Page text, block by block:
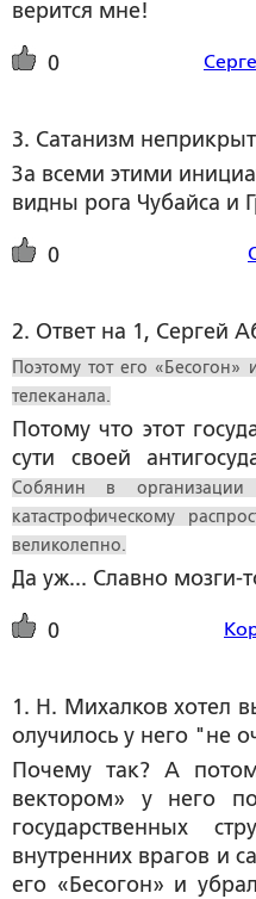
верится мне!
0
3. Сатанизм
За всеми этими
видны рога Чубайса и
0
2. Ответ на 1, Сергей
Поэтому тот его
телеканала.
Потому что этот
сути своей
Собянин в организации
катастрофическому
великолепно.
Да уж... Славно мозги-
0
1. Н. Михалков хотел
олучилось у него "не
Почему так? А
вектором» у него
государственных
внутренних врагов и
его «Бесогон» и